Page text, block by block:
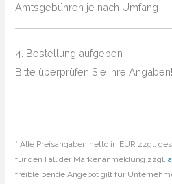
Amtsgebühren je nach Umfang
4. Bestellung aufgeben
Bitte überprüfen Sie Ihre Angaben!
* Alle Preisangaben netto in EUR zzgl.
für den Fall der Markenanmeldung zzgl.
freibleibende Angebot gilt für